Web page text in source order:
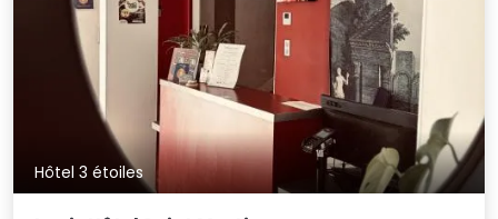
Hôtel 3 étoiles